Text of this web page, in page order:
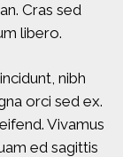
Cras sed
libero.
nibh
orci sed ex.
Vivamus
ed sagittis